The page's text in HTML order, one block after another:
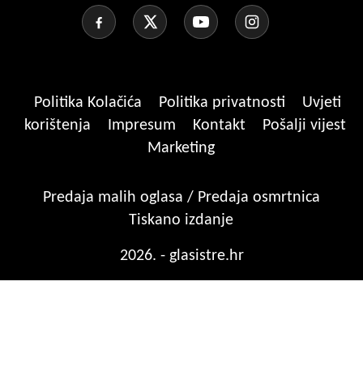
Politika Kolačića Politika privatnosti
Uvjeti
korištenja
Impresum Kontakt
Pošalji vijest
Marketing
Predaja malih oglasa / Predaja osmrtnica
Tiskano izdanje
2026. - glasistre.hr